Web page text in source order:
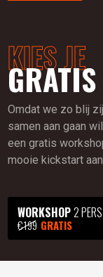
KIES JE
Omdat we zo blij
samen aan gaan
een gratis
mooie kickstart
WORKSHOP2 PERS
€199 GRATIS